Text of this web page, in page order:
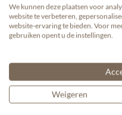
Kimbo koffiebonen
€ 17,99/kg
We kunnen deze plaatsen voor
website te verbeteren,
website-ervaring te bieden. Voor
gebruiken opent u de instellingen.
Weigeren